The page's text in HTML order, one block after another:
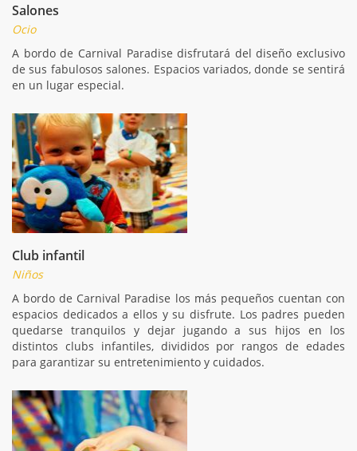
Salones
Ocio
A bordo de Carnival Paradise disfrutará del diseño exclusivo
de sus fabulosos salones. Espacios variados, donde se sentirá
en un lugar especial.
Club infantil
Niños
A bordo de Carnival Paradise los más pequeños cuentan con
espacios dedicados a ellos y su disfrute. Los padres pueden
quedarse tranquilos y dejar jugando a sus hijos en los
distintos clubs infantiles, divididos por rangos de edades
para garantizar su entretenimiento y cuidados.